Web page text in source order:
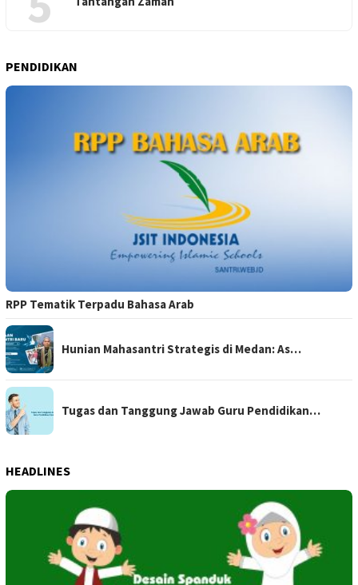
PENDIDIKAN
RPP Tematik Terpadu Bahasa Arab
Hunian Mahasantri Strategis di Medan: As…
Tugas dan Tanggung Jawab Guru Pendidikan…
HEADLINES